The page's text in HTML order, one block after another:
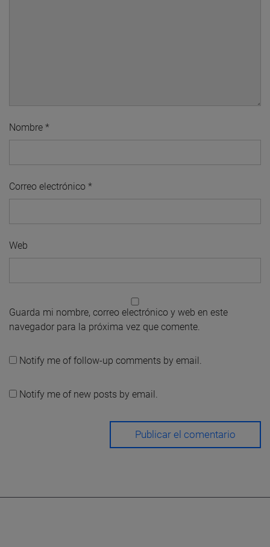
Nombre *
Correo electrónico *
Web
Guarda mi nombre, correo electrónico y web en este
navegador para la próxima vez que comente.
Notify me of follow-up comments by email.
Notify me of new posts by email.